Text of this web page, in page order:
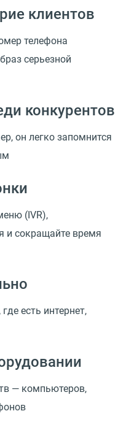
клиентов
телефона
серьезной
конкурентов
он легко запомнится
(IVR),
и сокращайте время
есть интернет,
— компьютеров,